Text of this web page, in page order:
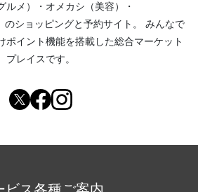
ルメ）
・ オメカシ（美容）
・
のショッピングと予約サイト。
みんなで
ポイント機能を搭載した総合マーケット
プレイスです。
ビス各種ご案内